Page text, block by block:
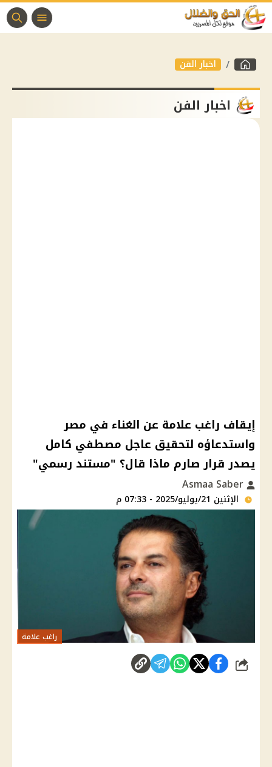
اخبار الفن
اخبار الفن
إيقاف راغب علامة عن الغناء في مصر
واستدعاؤه لتحقيق عاجل مصطفي كامل
يصدر قرار صارم ماذا قال؟ "مستند رسمي"
الإثنين 21/يوليو/2025 - 07:33 م
راغب علامة
شارك